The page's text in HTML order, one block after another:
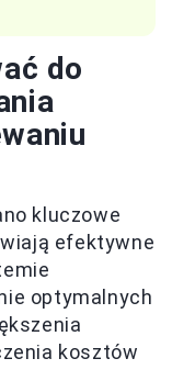
do
kluczowe
efektywne
optymalnych
kosztów